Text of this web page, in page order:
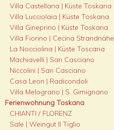
Villa Castellana | Küste Toskana
Villa Lucciolaia | Küste Toskana
Villa Gineprino | Küste Toskana
Villa Fiorino | Cecina Strandnähe
La Nocciolina | Küste Toscana
Machiavelli | San Casciano
Niccolini | San Casciano
Casa Leon | Radicondoli
Villa Melograno | S. Gimignano
Ferienwohnung Toskana
CHIANTI / FLORENZ
Sale | Weingut Il Tiglio